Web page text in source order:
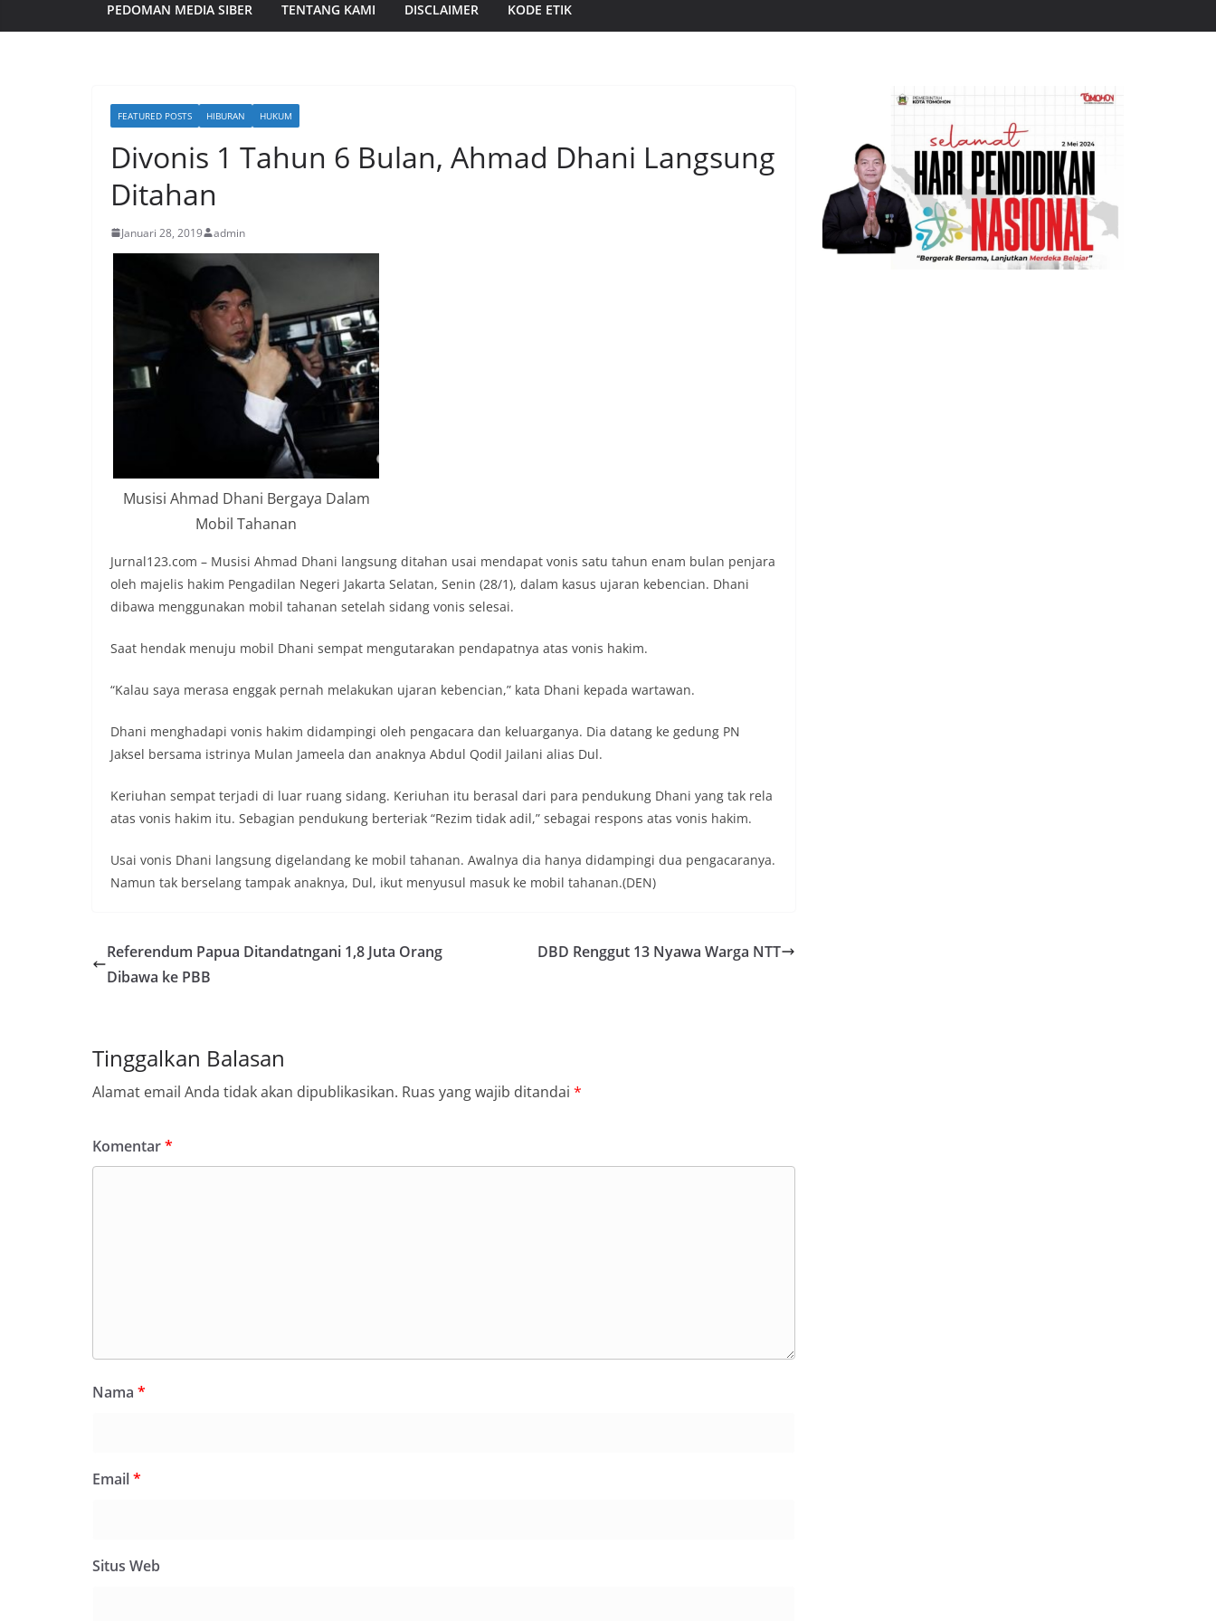
PEDOMAN MEDIA SIBER TENTANG KAMI DISCLAIMER KODE ETIK
FEATURED POSTS HIBURAN HUKUM
Divonis 1 Tahun 6 Bulan, Ahmad Dhani Langsung
Ditahan
Januari 28, 2019 admin
Musisi Ahmad Dhani Bergaya Dalam
Mobil Tahanan
Jurnal123.com – Musisi Ahmad Dhani langsung ditahan usai mendapat vonis satu tahun enam bulan penjara
oleh majelis hakim Pengadilan Negeri Jakarta Selatan, Senin (28/1), dalam kasus ujaran kebencian. Dhani
dibawa menggunakan mobil tahanan setelah sidang vonis selesai.
Saat hendak menuju mobil Dhani sempat mengutarakan pendapatnya atas vonis hakim.
“Kalau saya merasa enggak pernah melakukan ujaran kebencian,” kata Dhani kepada wartawan.
Dhani menghadapi vonis hakim didampingi oleh pengacara dan keluarganya. Dia datang ke gedung PN
Jaksel bersama istrinya Mulan Jameela dan anaknya Abdul Qodil Jailani alias Dul.
Keriuhan sempat terjadi di luar ruang sidang. Keriuhan itu berasal dari para pendukung Dhani yang tak rela
atas vonis hakim itu. Sebagian pendukung berteriak “Rezim tidak adil,” sebagai respons atas vonis hakim.
Usai vonis Dhani langsung digelandang ke mobil tahanan. Awalnya dia hanya didampingi dua pengacaranya.
Namun tak berselang tampak anaknya, Dul, ikut menyusul masuk ke mobil tahanan.(DEN)
Referendum Papua Ditandatngani 1,8 Juta Orang
Dibawa ke PBB
DBD Renggut 13 Nyawa Warga NTT
Tinggalkan Balasan
Alamat email Anda tidak akan dipublikasikan. Ruas yang wajib ditandai *
Komentar*
Nama *
Email*
Situs Web